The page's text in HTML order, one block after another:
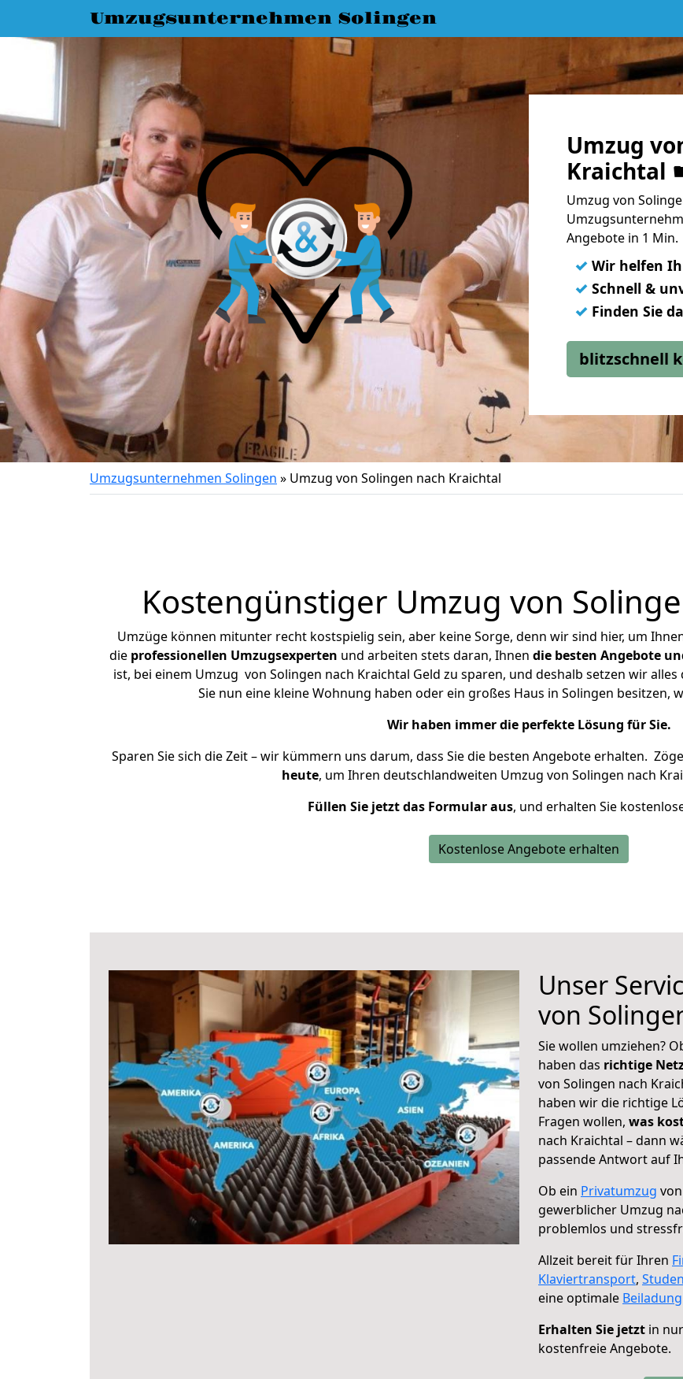
Umzugsunternehmen Solingen
Umzug
Kraichtal
Umzug von
Angebote in 1 Min.
✓ Wir helfen
✓ Schnell &
✓ Finden Sie
blitzschnell
Umzugsunternehmen Solingen » Umzug von Solingen nach Kraichtal
Kostengünstiger Umzug von
Umzüge können mitunter recht kostspielig sein, aber keine Sorge, denn wir sind hier, um
die professionellen Umzugsexperten und arbeiten stets daran, Ihnen die besten Angebote
ist, bei einem Umzug von Solingen nach Kraichtal Geld zu sparen, und deshalb setzen wir
Sie nun eine kleine Wohnung haben oder ein großes Haus in Solingen besitzen,
Wir haben immer die perfekte Lösung für Sie.
Sparen Sie sich die Zeit – wir kümmern uns darum, dass Sie die besten Angebote erhalten.
heute, um Ihren deutschlandweiten Umzug von Solingen nach
Füllen Sie jetzt das Formular aus, und erhalten Sie
Kostenlose Angebote erhalten
Unser
von
Sie wollen umziehen?
haben das richtige
von Solingen nach
haben wir die richtige
Fragen wollen, was
nach Kraichtal – dann
passende Antwort auf
Ob ein Privatumzug
gewerblicher Umzug
problemlos und
Allzeit bereit für Ihren
Klaviertransport,
eine optimale Beiladung
Erhalten Sie jetzt in
kostenfreie Angebote.